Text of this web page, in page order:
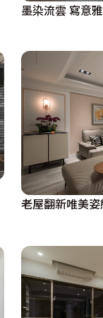
墨染流雲 寫意
老屋翻新唯美